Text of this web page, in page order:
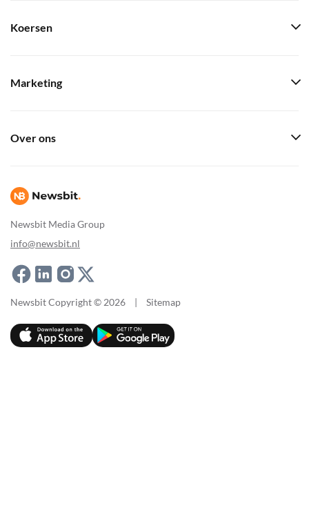
Newsbit Media Group
info@newsbit.nl
Koersen
Marketing
Over ons
Newsbit Copyright © 2026 | Sitemap